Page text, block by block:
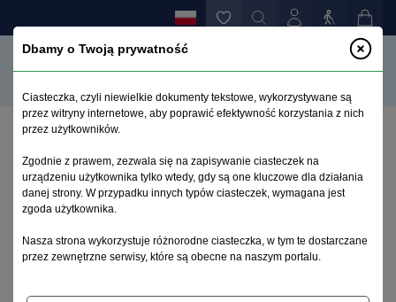
Skuteczność realizacji środka zabezpieczającego w
kontekście opinii o braku przesłanek do jego
kontynuacji
Archiwum 1992–2014
Dbamy o Twoją prywatność
Ciasteczka, czyli niewielkie dokumenty tekstowe, wykorzystywane są
przez witryny internetowe, aby poprawić efektywność korzystania z nich
przez użytkowników.
Zgodnie z prawem, zezwala się na zapisywanie ciasteczek na
urządzeniu użytkownika tylko wtedy, gdy są one kluczowe dla działania
danej strony. W przypadku innych typów ciasteczek, wymagana jest
zgoda użytkownika.
Nasza strona wykorzystuje różnorodne ciasteczka, w tym te dostarczane
przez zewnętrzne serwisy, które są obecne na naszym portalu.